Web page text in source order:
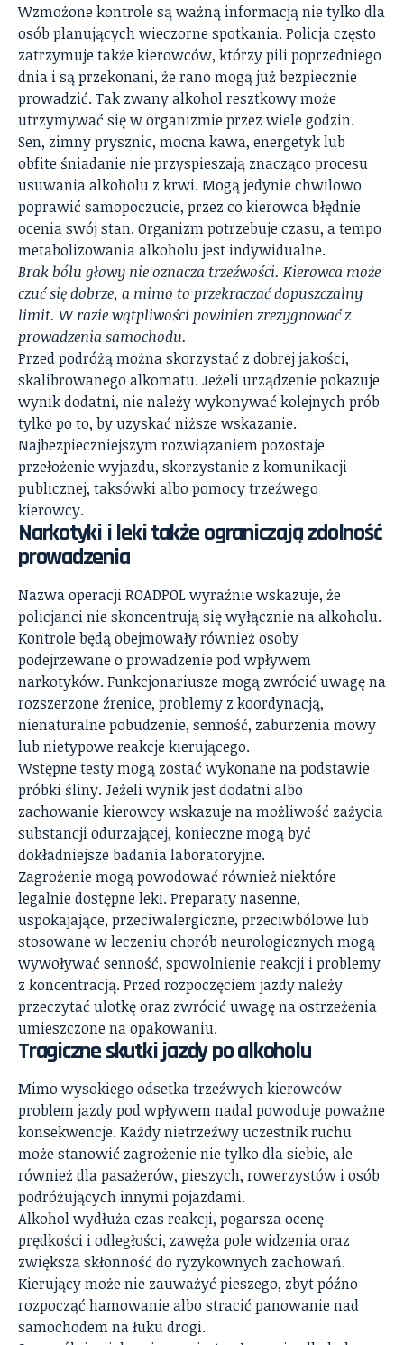
Wzmożone kontrole są ważną informacją nie tylko dla
osób planujących wieczorne spotkania. Policja często
zatrzymuje także kierowców, którzy pili poprzedniego
dnia i są przekonani, że rano mogą już bezpiecznie
prowadzić. Tak zwany alkohol resztkowy może
utrzymywać się w organizmie przez wiele godzin.
Sen, zimny prysznic, mocna kawa, energetyk lub
obfite śniadanie nie przyspieszają znacząco procesu
usuwania alkoholu z krwi. Mogą jedynie chwilowo
poprawić samopoczucie, przez co kierowca błędnie
ocenia swój stan. Organizm potrzebuje czasu, a tempo
metabolizowania alkoholu jest indywidualne.
Brak bólu głowy nie oznacza trzeźwości. Kierowca może
czuć się dobrze, a mimo to przekraczać dopuszczalny
limit. W razie wątpliwości powinien zrezygnować z
prowadzenia samochodu.
Przed podróżą można skorzystać z dobrej jakości,
skalibrowanego alkomatu. Jeżeli urządzenie pokazuje
wynik dodatni, nie należy wykonywać kolejnych prób
tylko po to, by uzyskać niższe wskazanie.
Najbezpieczniejszym rozwiązaniem pozostaje
przełożenie wyjazdu, skorzystanie z komunikacji
publicznej, taksówki albo pomocy trzeźwego
kierowcy.
Narkotyki i leki także ograniczają zdolność
prowadzenia
Nazwa operacji ROADPOL wyraźnie wskazuje, że
policjanci nie skoncentrują się wyłącznie na alkoholu.
Kontrole będą obejmowały również osoby
podejrzewane o prowadzenie pod wpływem
narkotyków. Funkcjonariusze mogą zwrócić uwagę na
rozszerzone źrenice, problemy z koordynacją,
nienaturalne pobudzenie, senność, zaburzenia mowy
lub nietypowe reakcje kierującego.
Wstępne testy mogą zostać wykonane na podstawie
próbki śliny. Jeżeli wynik jest dodatni albo
zachowanie kierowcy wskazuje na możliwość zażycia
substancji odurzającej, konieczne mogą być
dokładniejsze badania laboratoryjne.
Zagrożenie mogą powodować również niektóre
legalnie dostępne leki. Preparaty nasenne,
uspokajające, przeciwalergiczne, przeciwbólowe lub
stosowane w leczeniu chorób neurologicznych mogą
wywoływać senność, spowolnienie reakcji i problemy
z koncentracją. Przed rozpoczęciem jazdy należy
przeczytać ulotkę oraz zwrócić uwagę na ostrzeżenia
umieszczone na opakowaniu.
Tragiczne skutki jazdy po alkoholu
Mimo wysokiego odsetka trzeźwych kierowców
problem jazdy pod wpływem nadal powoduje poważne
konsekwencje. Każdy nietrzeźwy uczestnik ruchu
może stanowić zagrożenie nie tylko dla siebie, ale
również dla pasażerów, pieszych, rowerzystów i osób
podróżujących innymi pojazdami.
Alkohol wydłuża czas reakcji, pogarsza ocenę
prędkości i odległości, zawęża pole widzenia oraz
zwiększa skłonność do ryzykownych zachowań.
Kierujący może nie zauważyć pieszego, zbyt późno
rozpocząć hamowanie albo stracić panowanie nad
samochodem na łuku drogi.